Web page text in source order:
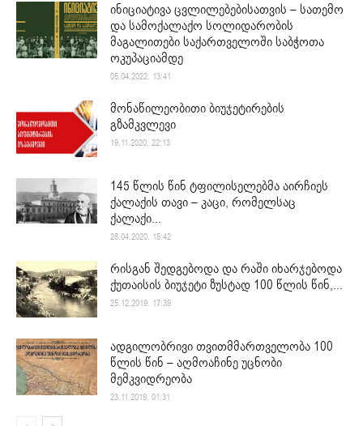
ინიციატივა ცვლილებებისათვის – სათემო
და სამოქალაქო სოლიდარობის
მაგალითები საქართველოში საბჭოთა
ოკუპაციამდე
05.04.2022. 13:41
მონაწილეობითი ბიუჯეტირების
გზამკვლევი
19.11.2020. 22:13
145 წლის წინ ტფილისელებმა აირჩიეს
ქალაქის თავი – კაცი, რომელსაც
ქალაქი...
28.04.2020. 15:42
რისგან შედგებოდა და რაში იხარჯებოდა
ქუთაისის ბიუჯეტი ზუსტად 100 წლის წინ,...
25.12.2019. 17:39
ადგილობრივი თვითმმართველობა 100
წლის წინ – აღმოაჩინე უცნობი
მემკვიდრეობა
23.11.2019. 01:31